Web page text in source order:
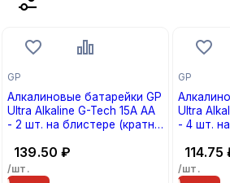
GP
Алкалиновые батарейки GP
Ultra Alkaline G-Tech 15А AA
- 2 шт. на блистере (кратно
139.50 ₽
/шт.
GP
Ultra
- 4 шт.
114.75
/шт.